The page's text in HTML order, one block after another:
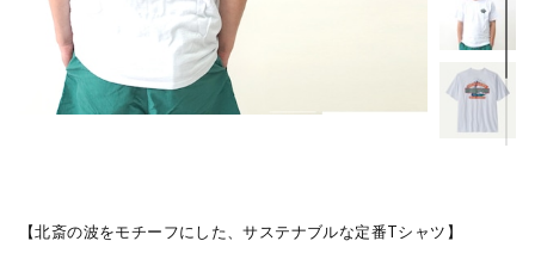
【北斎の波をモチーフにした、サステナブルな定番Tシャツ】